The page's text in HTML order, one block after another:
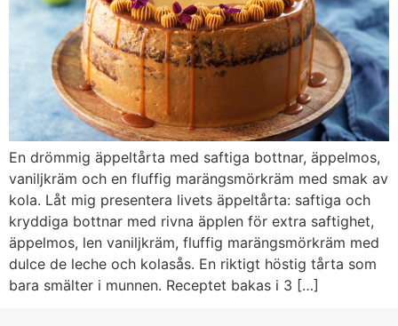
En drömmig äppeltårta med saftiga bottnar, äppelmos,
vaniljkräm och en fluffig marängsmörkräm med smak av
kola. Låt mig presentera livets äppeltårta: saftiga och
kryddiga bottnar med rivna äpplen för extra saftighet,
äppelmos, len vaniljkräm, fluffig marängsmörkräm med
dulce de leche och kolasås. En riktigt höstig tårta som
bara smälter i munnen. Receptet bakas i 3 […]